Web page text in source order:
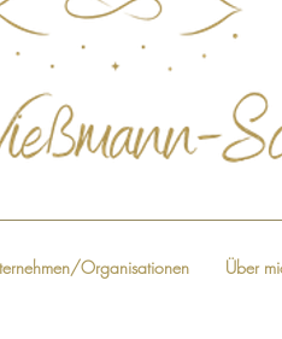
Organisationen Über